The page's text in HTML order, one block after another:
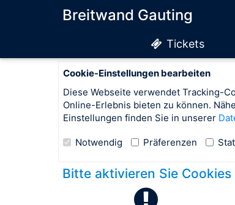
Breitwand Gauting
Tickets
Cookie-Einstellungen bearbeiten
Diese Webseite verwendet Tracking-
Online-Erlebnis bieten zu können.
Einstellungen finden Sie in unserer
Notwendig Präferenzen
Bitte aktivieren Sie Cookies